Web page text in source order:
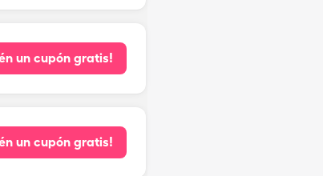
un cupón gratis!
un cupón gratis!